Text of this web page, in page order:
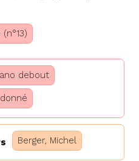
debout
Berger, Michel